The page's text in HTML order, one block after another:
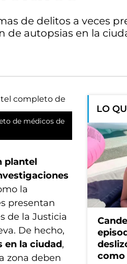
de delitos a veces
de autopsias en la
de médicos de
plantel
la
presentan
de la Justicia
De hecho,
en la ciudad,
zona deben
LO
como